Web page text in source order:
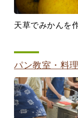
天草でみかんを
パン教室・料